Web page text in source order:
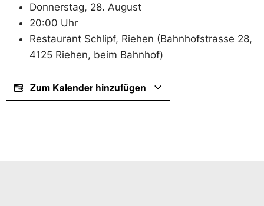
Donnerstag, 28. August
20:00 Uhr
Restaurant Schlipf, Riehen (Bahnhofstrasse 28,
4125 Riehen, beim Bahnhof)
Zum Kalender hinzufügen